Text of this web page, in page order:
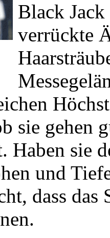
Black
verrückte
sie gehen
Haben sie
und
dass